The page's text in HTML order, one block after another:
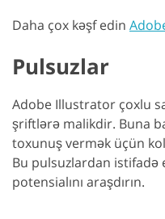
Daha çox kəşf edin
Pulsuzlar
Adobe Illustrator çoxlu
şriftlərə malikdir. Buna
toxunuş vermək üçün
Bu pulsuzlardan istifadə
potensialını araşdırın.